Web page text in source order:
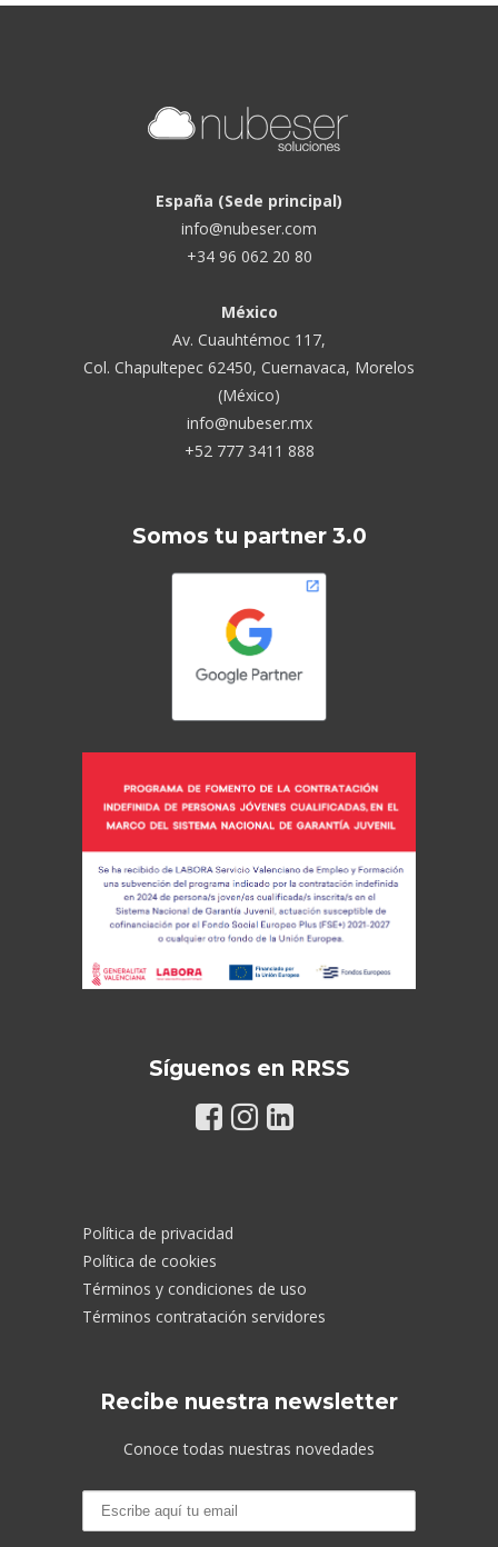
España (Sede principal)
info@nubeser.com
+34 96 062 20 80
México
Av. Cuauhtémoc 117,
Col. Chapultepec 62450, Cuernavaca, Morelos
(México)
info@nubeser.mx
+52 777 3411 888
Somos tu partner 3.0
Síguenos en RRSS
Política de privacidad
Política de cookies
Términos y condiciones de uso
Términos contratación servidores
Recibe nuestra newsletter
Conoce todas nuestras novedades